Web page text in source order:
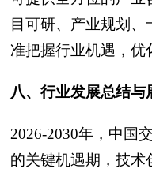
目可研、产业规划
准把握行业机遇，优
八、行业发展总结与
2026-2030年，中国
的关键机遇期，技